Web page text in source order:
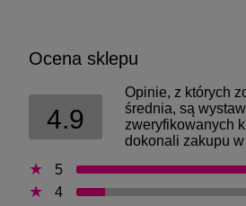
Ocena sklepu
4.9
Opinie, z których
średnia, są
zweryfikowanych
dokonali zakupu
5
4